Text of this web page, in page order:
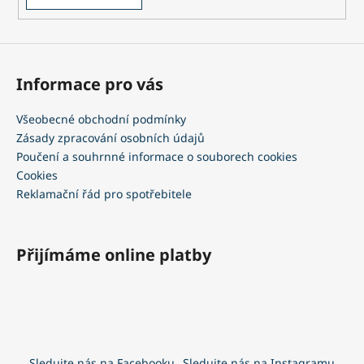
Informace pro vás
Všeobecné obchodní podmínky
Zásady zpracování osobních údajů
Poučení a souhrnné informace o souborech cookies
Cookies
Reklamační řád pro spotřebitele
Přijímáme online platby